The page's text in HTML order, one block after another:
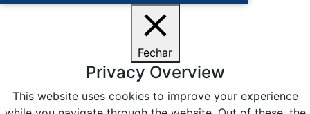
Fechar
Privacy Overview
This website uses cookies to improve your experience